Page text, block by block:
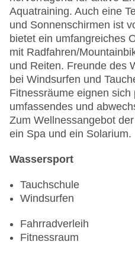
Aquatraining. Auch eine
und Sonnenschirmen ist
bietet ein umfangreiches
mit Radfahren/
und Reiten. Freunde des
bei Windsurfen und
Fitnessräume eignen sich
umfassendes und
Zum Wellnessangebot
ein Spa und ein Solarium.
Wassersport
Tauchschule
Windsurfen
Fahrradverleih
Fitnessraum